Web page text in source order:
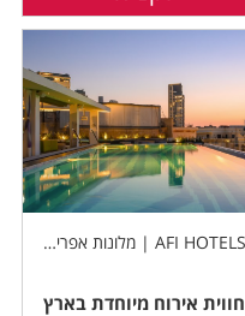
AFI HOTELS | מלונות אפריקה ישראל
חווית אירוח מיוחדת בארץ